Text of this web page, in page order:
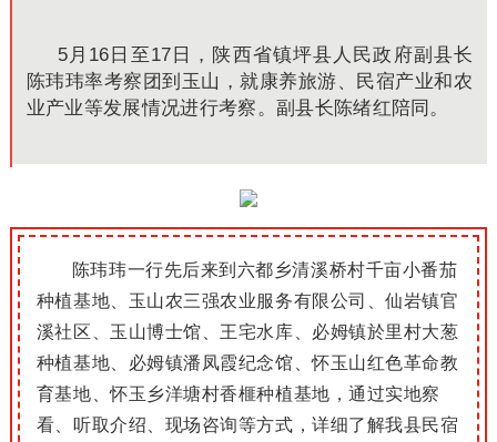
5月16日至17日，陕西省镇坪县人民政府副县长
陈玮玮率考察团到玉山，就康养旅游、民宿产业和农
业产业等发展情况进行考察。副县长陈绪红陪同。
陈玮玮一行先后来到六都乡清溪桥村千亩小番茄
种植基地、玉山农三强农业服务有限公司、仙岩镇官
溪社区、玉山博士馆、王宅水库、必姆镇於里村大葱
种植基地、必姆镇潘凤霞纪念馆、怀玉山红色革命教
育基地、怀玉乡洋塘村香榧种植基地，通过实地察
看、听取介绍、现场咨询等方式，详细了解我县民宿